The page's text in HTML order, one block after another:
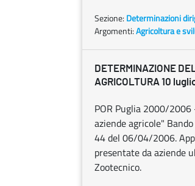
Sezione: Determinazioni
Argomenti:Agricoltura e
DETERMINAZIONE
AGRICOLTURA 10
POR Puglia 2000/
aziende agricole"
44 del 06/04/2006.
presentate da aziende
Zootecnico.